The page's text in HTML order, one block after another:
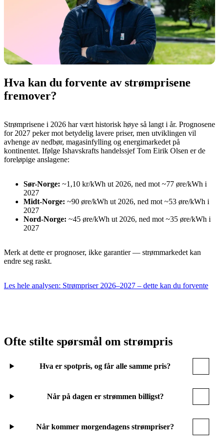
Hva kan du forvente av strømprisene
fremover?
Strømprisene i 2026 har vært historisk høye så langt i år. Prognosene
for 2027 peker mot betydelig lavere priser, men utviklingen vil
avhenge av nedbør, magasinfylling og energimarkedet på
kontinentet. Ifølge Ishavskrafts handelssjef Tom Eirik Olsen er de
foreløpige anslagene:
Sør-Norge: ~1,10 kr/kWh ut 2026, ned mot ~77 øre/kWh i
2027
Midt-Norge: ~90 øre/kWh ut 2026, ned mot ~53 øre/kWh i
2027
Nord-Norge: ~45 øre/kWh ut 2026, ned mot ~35 øre/kWh i
2027
Merk at dette er prognoser, ikke garantier — strømmarkedet kan
endre seg raskt.
Les hele analysen: Strømpriser 2026–2027 – dette kan du forvente
Ofte stilte spørsmål om strømpris
Hva er spotpris, og får alle samme pris?
Når på dagen er strømmen billigst?
Når kommer morgendagens strømpriser?